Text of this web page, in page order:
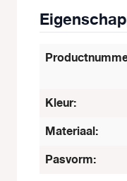
Kleur:
Materiaal:
Pasvorm: